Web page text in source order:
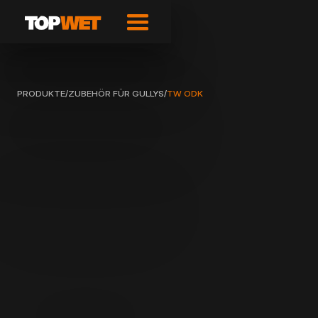
PRODUKTE/ZUBEHÖR FÜR GULLYS/TW ODK